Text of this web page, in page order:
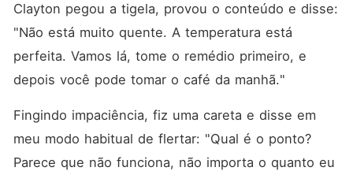
Clayton pegou a tigela, provou o conteúdo e disse:
"Não está muito quente. A temperatura está
perfeita. Vamos lá, tome o remédio primeiro, e
depois você pode tomar o café da manhã."
Fingindo impaciência, fiz uma careta e disse em
meu modo habitual de flertar: "Qual é o ponto?
Parece que não funciona, não importa o quanto eu